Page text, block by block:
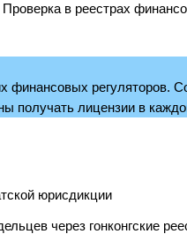
в реестрах
финансовых регуляторов.
получать лицензии в
юрисдикции
через гонконгские